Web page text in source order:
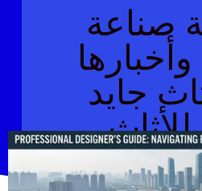
صناعة
وأخبارها
جايد